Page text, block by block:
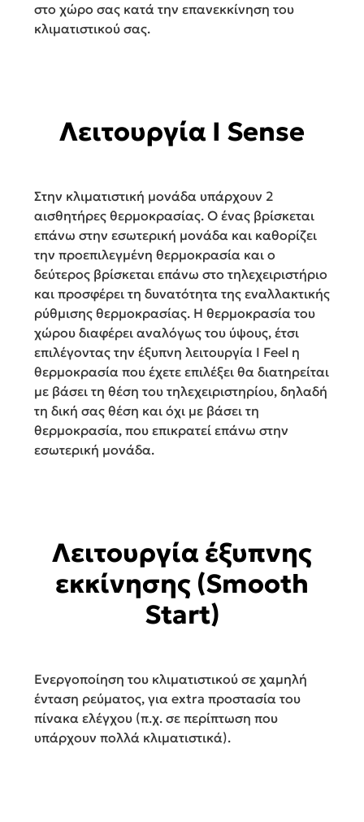
στο χώρο σας κατά την επανεκκίνηση του
κλιματιστικού σας.
Λειτουργία I Sense
Στην κλιματιστική μονάδα υπάρχουν 2
αισθητήρες θερμοκρασίας. Ο ένας βρίσκεται
επάνω στην εσωτερική μονάδα και καθορίζει
την προεπιλεγμένη θερμοκρασία και ο
δεύτερος βρίσκεται επάνω στο τηλεχειριστήριο
και προσφέρει τη δυνατότητα της εναλλακτικής
ρύθμισης θερμοκρασίας. Η θερμοκρασία του
χώρου διαφέρει αναλόγως του ύψους, έτσι
επιλέγοντας την έξυπνη λειτουργία I Feel η
θερμοκρασία που έχετε επιλέξει θα διατηρείται
με βάσει τη θέση του τηλεχειριστηρίου, δηλαδή
τη δική σας θέση και όχι με βάσει τη
θερμοκρασία, που επικρατεί επάνω στην
εσωτερική μονάδα.
Λειτουργία έξυπνης
εκκίνησης (Smooth
Start)
Ενεργοποίηση του κλιματιστικού σε χαμηλή
ένταση ρεύματος, για extra προστασία του
πίνακα ελέγχου (π.χ. σε περίπτωση που
υπάρχουν πολλά κλιματιστικά).